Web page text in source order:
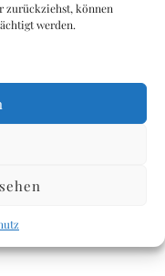
zurückziehst, können
werden.
IN DEN WARENKORB